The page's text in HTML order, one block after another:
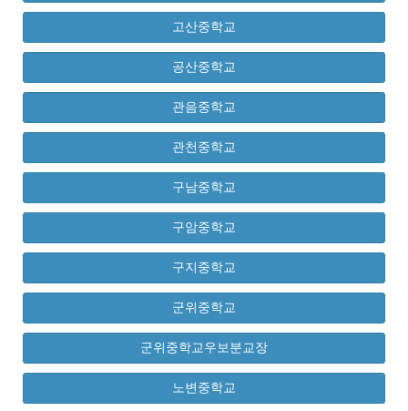
고산중학교
공산중학교
관음중학교
관천중학교
구남중학교
구암중학교
구지중학교
군위중학교
군위중학교우보분교장
노변중학교